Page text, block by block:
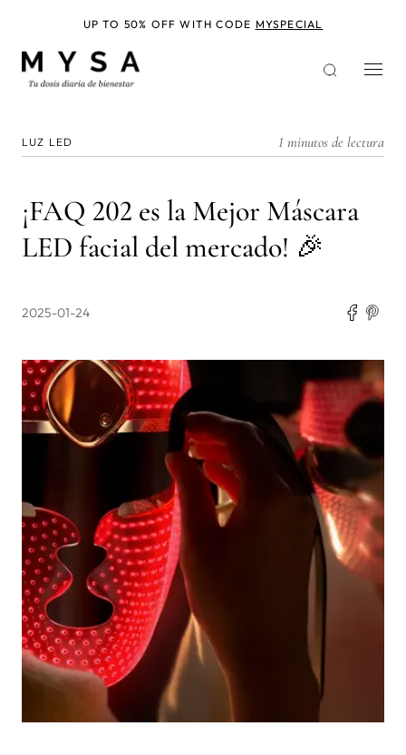
LUZ LED 1 minutos de lectura
¡FAQ 202 es la Mejor Máscara
LED facial del mercado! 🎉
2025-01-24
UP TO 50% OFF WITH CODE MYSPECIAL